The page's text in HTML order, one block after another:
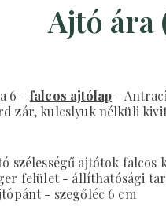
Ajtó ára
6 - falcos ajtólap -
zár, kulcslyuk nélküli
szélességű ajtótok falcos
felület - állíthatósági
- szegőléc 6 cm